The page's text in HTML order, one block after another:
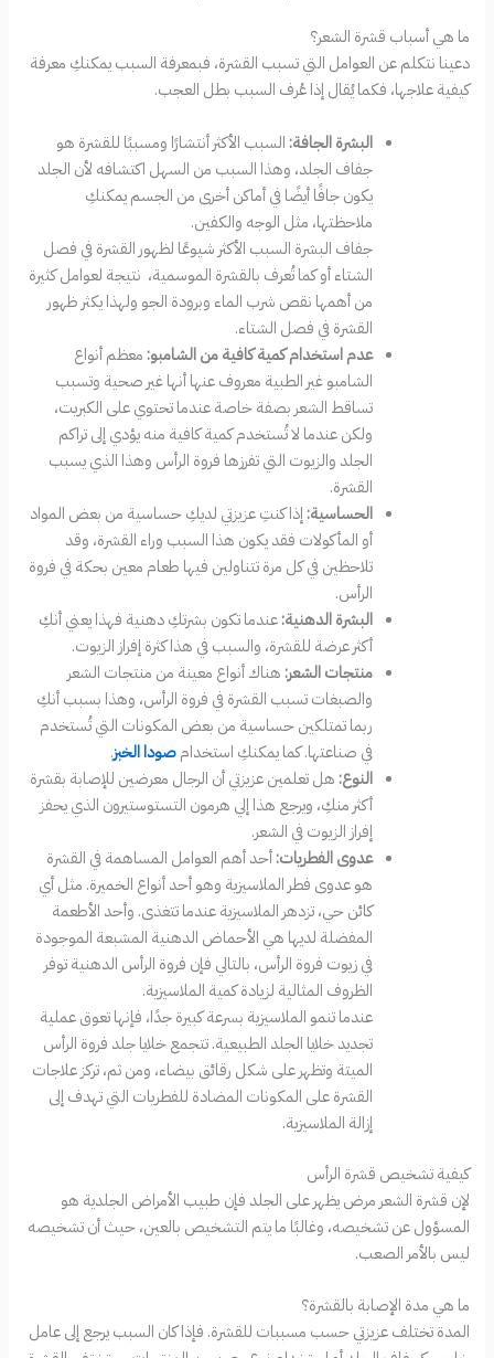
ما هي أسباب قشرة الشعر؟
دعينا نتكلم عن العوامل التي تسبب القشرة، فبمعرفة السبب يمكنكِ معرفة
كيفية علاجها، فكما يُقال إذا عُرف السبب بطل العجب.
البشرة الجافة: السبب الأكثر أنتشارًا ومسببًا للقشرة هو
جفاف الجلد، وهذا السبب من السهل اكتشافه لأن الجلد
يكون جافًا أيضًا في أماكن أخرى من الجسم يمكنكِ
ملاحظتها، مثل الوجه والكفين.
جفاف البشرة السبب الأكثر شيوعًا لظهور القشرة في فصل
الشتاء أو كما تُعرف بالقشرة الموسمية، نتيجة لعوامل كثيرة
من أهمها نقص شرب الماء وبرودة الجو ولهذا يكثر ظهور
القشرة في فصل الشتاء.
عدم استخدام كمية كافية من الشامبو: معظم أنواع
الشامبو غير الطبية معروف عنها أنها غير صحية وتسبب
تساقط الشعر بصفة خاصة عندما تحتوي على الكبريت،
ولكن عندما لا تُستخدم كمية كافية منه يؤدي إلى تراكم
الجلد والزيوت التي تفرزها فروة الرأس وهذا الذي يسبب
القشرة.
الحساسية: إذا كنتِ عزيزتي لديكِ حساسية من بعض المواد
أو المأكولات فقد يكون هذا السبب وراء القشرة، وقد
تلاحظين في كل مرة تتناولين فيها طعام معين بحكة في فروة
الرأس.
البشرة الدهنية:عندما تكون بشرتكِ دهنية فهذا يعني أنكِ
أكثر عرضة للقشرة، والسبب في هذا كثرة إفراز الزيوت.
منتجات الشعر: هناك أنواع معينة من منتجات الشعر
والصبغات تسبب القشرة في فروة الرأس، وهذا بسبب أنكِ
ربما تمتلكين حساسية من بعض المكونات التي تُستخدم
في صناعتها. كما يمكنكِ استخدامصودا الخبز.
النوع: هل تعلمين عزيزتي أن الرجال معرضين للإصابة بقشرة
أكثر منكِ، ويرجع هذا إلي هرمون التستوستيرون الذي يحفز
إفراز الزيوت في الشعر.
عدوى الفطريات:أحد أهم العوامل المساهمة في القشرة
هو عدوى فطر الملاسيزية وهو أحد أنواع الخميرة. مثل أي
كائن حي، تزدهر الملاسيزية عندما تتغذى. وأحد الأطعمة
المفضلة لديها هي الأحماض الدهنية المشبعة الموجودة
في زيوت فروة الرأس، بالتالي فإن فروة الرأس الدهنية توفر
الظروف المثالية لزيادة كمية الملاسيزية.
عندما تنمو الملاسيزية بسرعة كبيرة جدًا، فإنها تعوق عملية
تجديد خلايا الجلد الطبيعية. تتجمع خلايا جلد فروة الرأس
الميتة وتظهر على شكل رقائق بيضاء، ومن ثم، تركز علاجات
القشرة على المكونات المضادة للفطريات التي تهدف إلى
إزالة الملاسيزية.
كيفية تشخيص قشرة الرأس
لإن قشرة الشعر مرض يظهر على الجلد فإن طبيب الأمراض الجلدية هو
المسؤول عن تشخيصه، وغالبًا ما يتم التشخيص بالعين، حيث أن تشخيصه
ليس بالأمر الصعب.
ما هي مدة الإصابة بالقشرة؟
المدة تختلف عزيزتي حسب مسببات للقشرة. فإذا كان السبب يرجع إلى عامل